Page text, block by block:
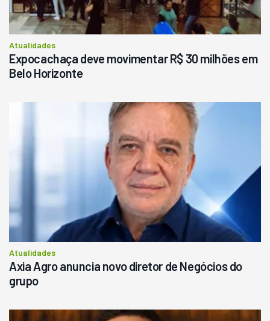
Consultar
Atualidades
Expocachaça deve movimentar R$ 30 milhões em
Belo Horizonte
Atualidades
Axia Agro anuncia novo diretor de Negócios do
grupo